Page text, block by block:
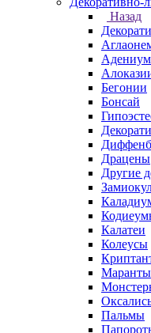
Назад
Бегонии
Бонсай
Драцены
Другие
Калатеи
Колеусы
Маранты
Пальмы